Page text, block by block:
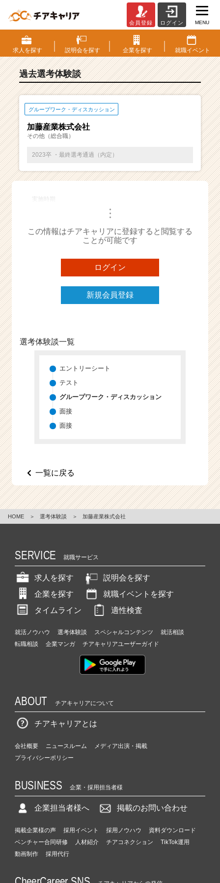
S・
選
考
験
覧
ベ
チ
ー・
成
ら
ス
ト
が
届
く
チ
ャ
e
e
会員登録 ログイン MENU
求人を探す 説明会を探す 企業を探す 就職イベント
過去選考体験談
グループワーク・ディスカッション
加藤産業株式会社
その他（総合職）
2023卒 ・最終選考通過（内定）
・・・
この情報はチアキャリアに登録すると閲覧する
ことが可能です
ログイン
新規会員登録
選考体験談一覧
エントリーシート
テスト
グループワーク・ディスカッション
面接
面接
一覧に戻る
HOME ＞ 選考体験談 ＞ 加藤産業株式会社
SERVICE 就職サービス
求人を探す
説明会を探す
企業を探す
就職イベントを探す
タイムライン
適性検査
就活ノウハウ 選考体験談 スペシャルコンテンツ
就活相談
転職相談
企業マンガ チアキャリアユーザーガイド
ABOUT チアキャリアについて
チアキャリアとは
会社概要 ニュースルーム
メディア出演・掲載
プライバシーポリシー
BUSINESS 企業・採用担当者様
企業担当者様へ 掲載のお問い合わせ
掲載企業様の声 採用イベント 採用ノウハウ
資料ダウンロード
ベンチャー合同研修
人材紹介 チアコネクション
TikTok運用
動画制作
採用代行